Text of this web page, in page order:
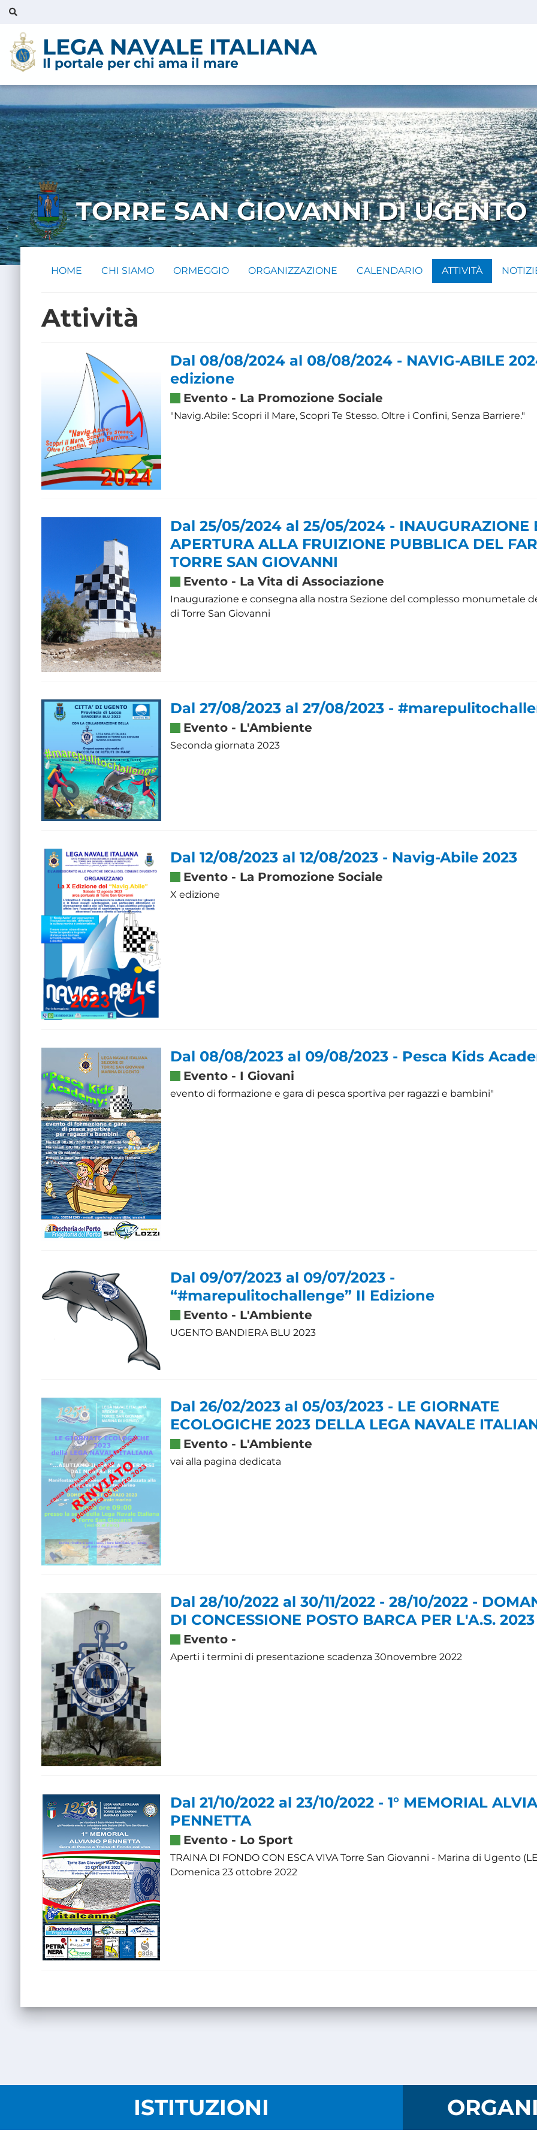
LEGA NAVALE ITALIANA
Il portale per chi ama il mare
TORRE SAN GIOVANNI DI UGENTO
HOME CHI SIAMO ORMEGGIO ORGANIZZAZIONE CALENDARIO ATTIVITÀ
Attività
Dal 08/08/2024 al 08/08/2024 - NAVIG-ABILE
edizione
Evento- La Promozione Sociale
"Navig.Abile: Scopri il Mare, Scopri Te Stesso. Oltre i Confini, Senza Barriere."
Dal 25/05/2024 al 25/05/2024 - INAUGURAZIONE
APERTURA ALLA FRUIZIONE PUBBLICA DEL
TORRE SAN GIOVANNI
Evento- La Vita di Associazione
Inaugurazione e consegna alla nostra Sezione del complesso monumetale
di Torre San Giovanni
Dal 27/08/2023 al 27/08/2023 -
Evento- L'Ambiente
Seconda giornata 2023
Dal 12/08/2023 al 12/08/2023 - Navig-Abile 2023
Evento- La Promozione Sociale
X edizione
Dal 08/08/2023 al 09/08/2023 - Pesca Kids
Evento- I Giovani
evento di formazione e gara di pesca sportiva per ragazzi e bambini"
Dal 09/07/2023 al 09/07/2023 -
“#marepulitochallenge” II Edizione
Evento- L'Ambiente
UGENTO BANDIERA BLU 2023
Dal 26/02/2023 al 05/03/2023 - LE GIORNATE
ECOLOGICHE 2023 DELLA LEGA NAVALE
Evento- L'Ambiente
vai alla pagina dedicata
Dal 28/10/2022 al 30/11/2022 - 28/10/2022 -
DI CONCESSIONE POSTO BARCA PER L'A.S. 2023
Evento-
Aperti i termini di presentazione scadenza 30novembre 2022
Dal 21/10/2022 al 23/10/2022 - 1° MEMORIAL
PENNETTA
Evento- Lo Sport
TRAINA DI FONDO CON ESCA VIVA Torre San Giovanni - Marina di Ugento
Domenica 23 ottobre 2022
ISTITUZIONI